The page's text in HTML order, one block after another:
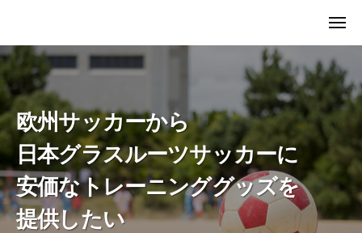
テ
ツ
へ
ス
キ
ッ
プ
o
l
l
i
メ
ュ
欧州サッカーから
日本グラスルーツサッカーに
安価なトレーニンググッズを
提供したい
l
l
ー